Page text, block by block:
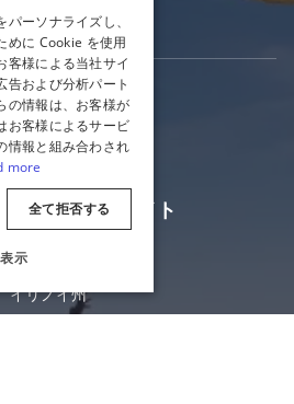
観光局公式サイト
州商務経済機会部
イリノイ州